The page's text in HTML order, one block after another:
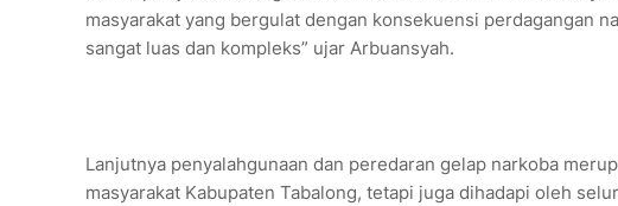
masyarakat yang bergulat dengan konsekuensi perdagangan
sangat luas dan kompleks” ujar Arbuansyah.
Lanjutnya penyalahgunaan dan peredaran gelap narkoba
masyarakat Kabupaten Tabalong, tetapi juga dihadapi oleh